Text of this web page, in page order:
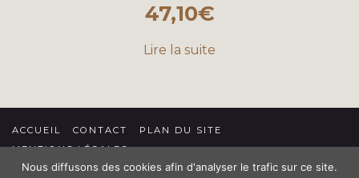
47,10€
Lire la suite
ACCUEIL CONTACT
PLAN DU SITE
MENTIONS LÉGALES
CONDITIONS GÉNÉRALES DE VENTE
Nous diffusons des cookies afin d'analyser le trafic sur ce site.